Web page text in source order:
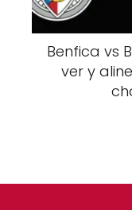
Benfica vs
ver y